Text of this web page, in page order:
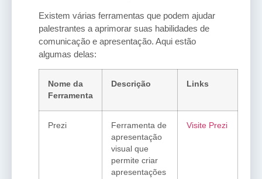
Existem várias ferramentas que podem ajudar
palestrantes a aprimorar suas habilidades de
comunicação e apresentação. Aqui estão
algumas delas:
Nome da
Ferramenta
Descrição Links
Prezi
Ferramenta de
apresentação
visual que
permite criar
apresentações
Visite Prezi